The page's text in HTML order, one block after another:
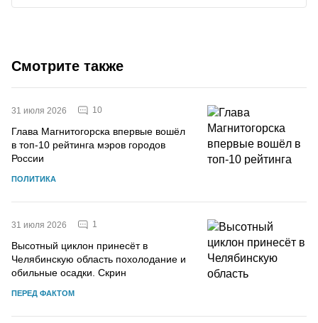
Смотрите также
31 июля 2026 10
Глава Магнитогорска впервые вошёл
в топ-10 рейтинга мэров городов
России
ПОЛИТИКА
31 июля 2026 1
Высотный циклон принесёт в
Челябинскую область похолодание и
обильные осадки. Скрин
ПЕРЕД ФАКТОМ